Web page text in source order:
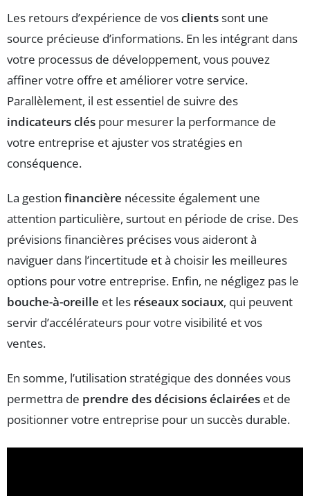
Les retours d’expérience de vosclientssont une
source précieuse d’informations. En les intégrant dans
votre processus de développement, vous pouvez
affiner votre offre et améliorer votre service.
Parallèlement, il est essentiel de suivre des
indicateurs clés pour mesurer la performance de
votre entreprise et ajuster vos stratégies en
conséquence.
La gestion financière nécessite également une
attention particulière, surtout en période de crise. Des
prévisions financières précises vous aideront à
naviguer dans l’incertitude et à choisir les meilleures
options pour votre entreprise. Enfin, ne négligez pas le
bouche-à-oreille et les réseaux sociaux, qui peuvent
servir d’accélérateurs pour votre visibilité et vos
ventes.
En somme, l’utilisation stratégique des données vous
permettra de prendre des décisions éclairées et de
positionner votre entreprise pour un succès durable.